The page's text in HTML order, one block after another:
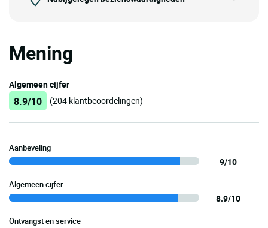
Mening
Algemeen cijfer
8.9/10 (204 klantbeoordelingen)
Aanbeveling
9/10
Algemeen cijfer
8.9/10
Ontvangst en service